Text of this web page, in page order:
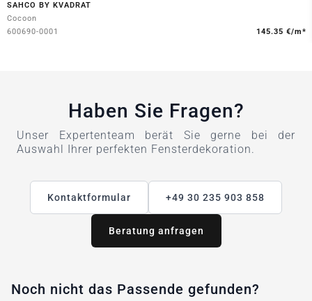
SAHCO BY KVADRAT
Cocoon
600690-0001
145.35 €/m*
Haben Sie Fragen?
Unser Expertenteam berät Sie gerne bei der
Auswahl Ihrer perfekten Fensterdekoration.
Kontaktformular +49 30 235 903 858
Beratung anfragen
Noch nicht das Passende gefunden?